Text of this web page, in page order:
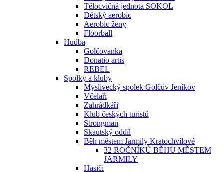
Tělocvičná jednota SOKOL
Dětský aerobic
Aerobic ženy
Floorball
Hudba
Golčovanka
Donatio artis
REBEL
Spolky a kluby
Myslivecký spolek Golčův Jeníkov
Včelaři
Zahrádkáři
Klub českých turistů
Strongman
Skautský oddíl
Běh městem Jarmily Kratochvílové
32 ROČNÍKŮ BĚHU MĚSTEM
JARMILY
Hasiči